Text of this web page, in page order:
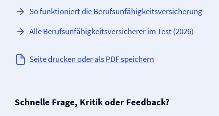
So funktioniert die Berufs­unfähigkeits­versicherung
Alle Berufs­unfähigkeits­versicherer im Test (2026)
Seite drucken oder als PDF speichern
Schnelle Frage, Kritik oder Feedback?